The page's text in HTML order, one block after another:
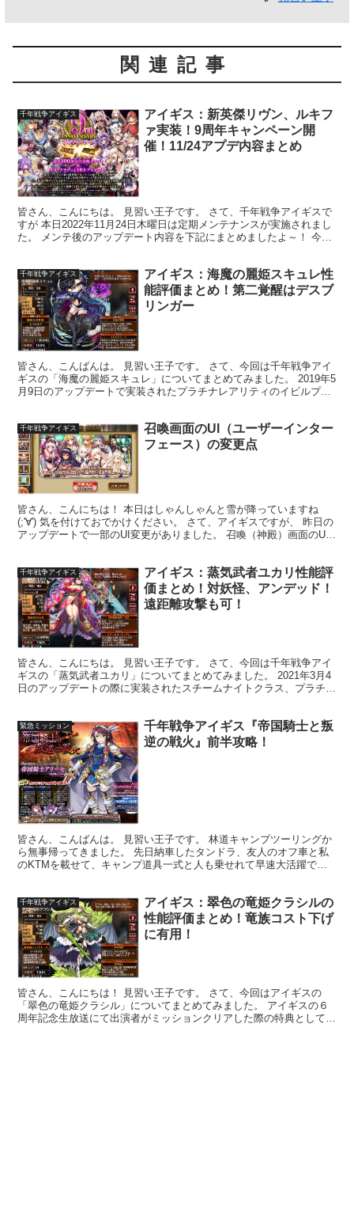
関連記事
千年戦争アイギス
アイギス：新英傑リヴン、ルキフ
ァ実装！9周年キャンペーン開
催！11/24アプデ内容まとめ
皆さん、こんにちは。 見習い王子です。 さて、千年戦争アイギスで
すが 本日2022年11月24日木曜日は定期メンテナンスが実施されまし
た。 メンテ後のアップデート内容を下記にまとめましたよ～！ 今回
千年戦争アイギス
アイギス：海魔の麗姫スキュレ性
能評価まとめ！第二覚醒はデスブ
リンガー
皆さん、こんばんは。 見習い王子です。 さて、今回は千年戦争アイ
ギスの「海魔の麗姫スキュレ」についてまとめてみました。 2019年5
月9日のアップデートで実装されたプラチナレアリティのイビルプリ
千年戦争アイギス
召喚画面のUI（ユーザーインター
フェース）の変更点
皆さん、こんにちは！ 本日はしゃんしゃんと雪が降っていますね
(;'∀') 気を付けておでかけください。 さて、アイギスですが、 昨日の
アップデートで一部のUI変更がありました。 召喚（神殿）画面のUI
千年戦争アイギス
アイギス：蒸気武者ユカリ性能評
価まとめ！対妖怪、アンデッド！
遠距離攻撃も可！
皆さん、こんにちは。 見習い王子です。 さて、今回は千年戦争アイ
ギスの「蒸気武者ユカリ」についてまとめてみました。 2021年3月4
日のアップデートの際に実装されたスチームナイトクラス、プラチナ
緊急ミッション
千年戦争アイギス『帝国騎士と叛
逆の戦火』前半攻略！
皆さん、こんばんは。 見習い王子です。 林道キャンプツーリングか
ら無事帰ってきました。 先日納車したタンドラ、友人のオフ車と私
のKTMを載せて、キャンプ道具一式と人も乗せれて早速大活躍です
千年戦争アイギス
アイギス：翠色の竜姫クラシルの
性能評価まとめ！竜族コスト下げ
に有用！
皆さん、こんにちは！ 見習い王子です。 さて、今回はアイギスの
「翠色の竜姫クラシル」についてまとめてみました。 アイギスの６
周年記念生放送にて出演者がミッションクリアした際の特典として全